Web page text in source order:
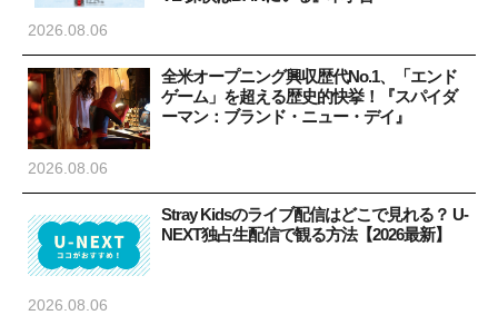
2026.08.06
全米オープニング興収歴代No.1、「エンド
ゲーム」を超える歴史的快挙！『スパイダ
ーマン：ブランド・ニュー・デイ』
2026.08.06
Stray Kidsのライブ配信はどこで見れる？ U-
NEXT独占生配信で観る方法【2026最新】
2026.08.06